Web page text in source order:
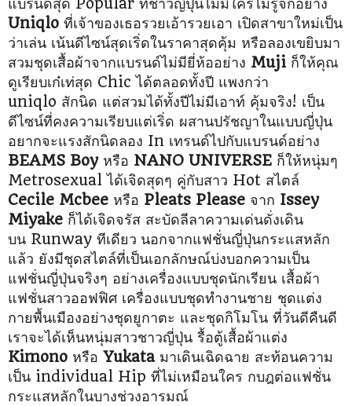
Uniqlo ที่เจ้าของเธอรวยเอ้ารวยเอา เปิดสาขาใหม่เป็น
ว่าเล่น เน้นดีไซน์สุดเริ่ดในราคาสุดคุ้ม หรือลองเขยิบมา
สวมชุดเสื้อผ้าจากแบรนด์ไม่มียี่ห้ออย่าง Muji ก็ให้คุณ
ดูเรียบเก๋เท่สุด Chic ได้ตลอดทั้งปี แพงกว่า
uniqlo สักนิด แต่สวมได้ทั้งปีไม่มีเอาท์ คุ้มจริง! เป็น
ดีไซน์ที่คงความเรียบแต่เริ่ด ผสานปรัชญาในแบบญี่ปุ่น
อยากจะแรงสักนิดลอง In เทรนด์ไปกับแบรนด์อย่าง
BEAMS Boy หรือ NANO UNIVERSE ก็ให้หนุ่มๆ
Metrosexual ได้เจิดสุดๆ คู่กับสาว Hot สไตล์
Cecile Mcbee หรือ Pleats Please จาก Issey
Miyake ก็ได้เจิดจรัส สะบัดลีลาความเด่นดั่งเดิน
บน Runway ทีเดียว นอกจากแฟชั่นญี่ปุ่นกระแสหลัก
แล้ว ยังมีชุดสไตล์ที่เป็นเอกลักษณ์บ่งบอกความเป็น
แฟชั่นญี่ปุ่นจริงๆ อย่างเครื่องแบบชุดนักเรียน เสื้อผ้า
แฟชั่นสาวออฟฟิศ เครื่องแบบชุดทำงานชาย ชุดแต่ง
กายพื้นเมืองอย่างชุดยูกาตะ และชุดกิโมโน ที่วันดีคืนดี
เราจะได้เห็นหนุ่มสาวชาวญี่ปุ่น รื้อตู้เสื้อผ้าแต่ง
Kimono หรือ Yukata มาเดินเฉิดฉาย สะท้อนความ
เป็น individual Hip ที่ไม่เหมือนใคร กบฎต่อแฟชั่น
กระแสหลักในบางช่วงอารมณ์